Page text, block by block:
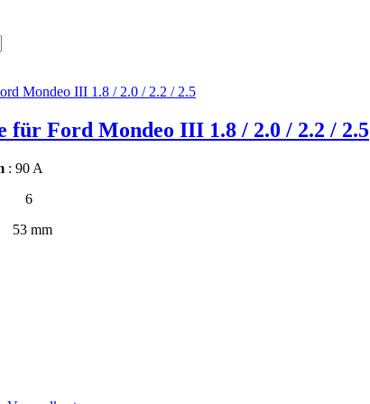
für Ford Mondeo III 1.8 / 2.0 / 2.2 / 2.5
: 90 A
mm